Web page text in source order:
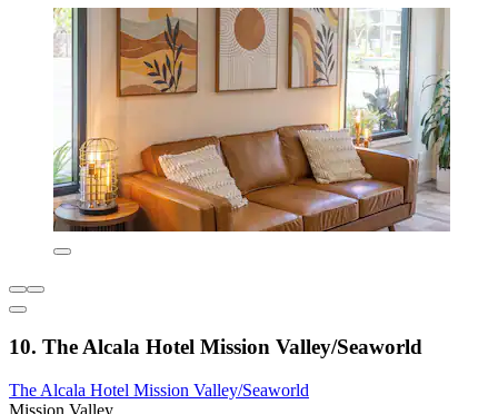
10. The Alcala Hotel Mission Valley/Seaworld
The Alcala Hotel Mission Valley/Seaworld
Mission Valley